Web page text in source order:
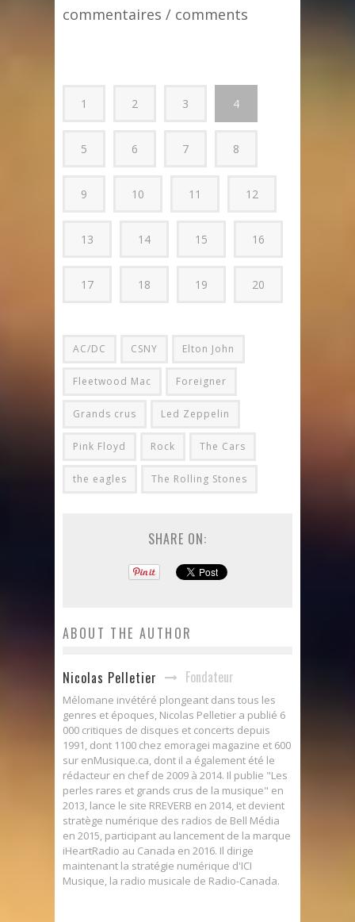
commentaires / comments
1 2 3 4
5 6 7 8
9 10 11 12
13 14 15 16
17 18 19 20
AC/DC CSNY Elton John
Fleetwood Mac Foreigner
Grands crus Led Zeppelin
Pink Floyd Rock The Cars
the eagles The Rolling Stones
SHARE ON:
ABOUT THE AUTHOR
Nicolas Pelletier Fondateur
Mélomane invétéré plongeant dans tous les
genres et époques, Nicolas Pelletier a publié 6
000 critiques de disques et concerts depuis
1991, dont 1100 chez emoragei magazine et 600
sur enMusique.ca, dont il a également été le
rédacteur en chef de 2009 à 2014. Il publie "Les
perles rares et grands crus de la musique" en
2013, lance le site RREVERB en 2014, et devient
stratège numérique des radios de Bell Média
en 2015, participant au lancement de la marque
iHeartRadio au Canada en 2016. Il dirige
maintenant la stratégie numérique d'ICI
Musique, la radio musicale de Radio-Canada.